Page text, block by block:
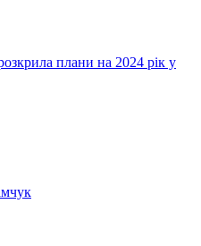
плани на 2024 рік у